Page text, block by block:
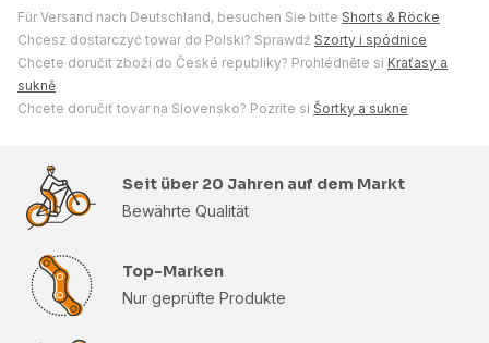
Für Versand nach Deutschland, besuchen Sie bitte Shorts & Röcke
Chcesz dostarczyć towar do Polski? Sprawdź Szorty i spódnice
Chcete doručit zboží do České republiky? Prohlédněte si Kraťasy a
sukně
Chcete doručiť tovar na Slovensko? Pozrite si Šortky a sukne
Seit über 20 Jahren auf dem Markt
Bewährte Qualität
Top-Marken
Nur geprüfte Produkte